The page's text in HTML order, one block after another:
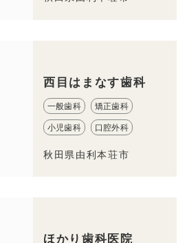
西目はまなす歯科
一般歯科 矯正歯科
小児歯科 口腔外科
秋田県由利本荘市
ほかり歯科医院